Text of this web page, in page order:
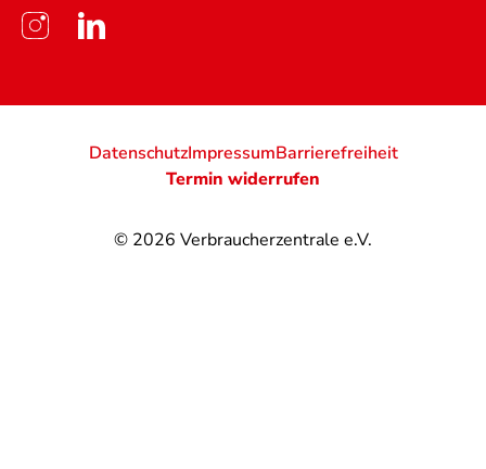
© 2026 Verbraucherzentrale e.V.
DatenschutzImpressumBarrierefreiheit
Termin widerrufen